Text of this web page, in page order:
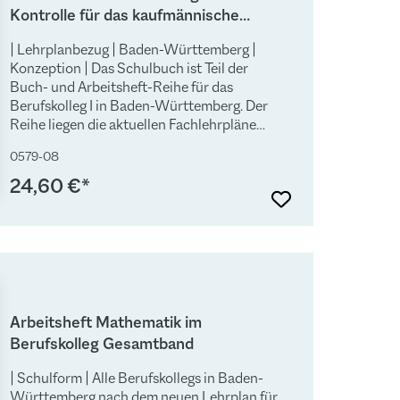
Kontrolle für das kaufmännische
Berufskolleg I
| Lehrplanbezug | Baden-Württemberg |
Konzeption | Das Schulbuch ist Teil der
Buch- und Arbeitsheft-Reihe für das
Berufskolleg I in Baden-Württemberg. Der
Reihe liegen die aktuellen Fachlehrpläne
in den Bildungsplänen vorgegebenen
Kompetenzbereichen und
Kompetenzformulierungen aus. Die
Kompetenztraining. Das Kompetenztraining
dient in erster Linie dem selbstgesteuerten
Lernen und einer aktiven Beteiligung der
Lernenden. Um die Bearbeitung der
Übungsaufgaben zu erleichtern und die
0579-08
24,60 €*
Arbeitsheft Mathematik im
Berufskolleg Gesamtband
| Schulform | Alle Berufskollegs in Baden-